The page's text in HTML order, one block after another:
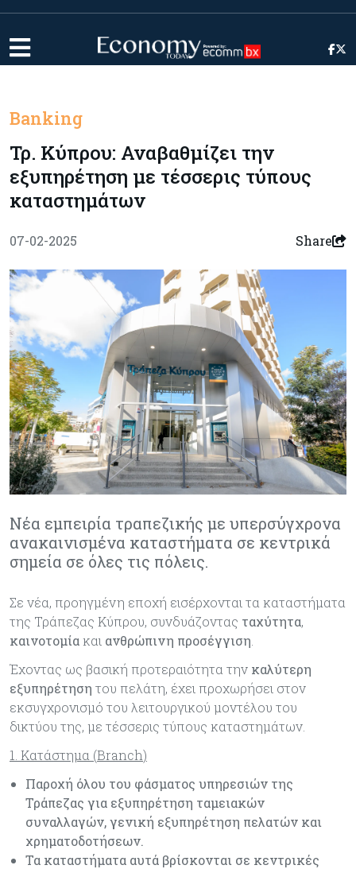
Banking
Τρ. Κύπρου: Αναβαθμίζει την
εξυπηρέτηση με τέσσερις τύπους
καταστημάτων
07-02-2025 Share
Νέα εμπειρία τραπεζικής με υπερσύγχρονα
ανακαινισμένα καταστήματα σε κεντρικά
σημεία σε όλες τις πόλεις.
Σε νέα, προηγμένη εποχή εισέρχονται τα καταστήματα
της Τράπεζας Κύπρου, συνδυάζοντας ταχύτητα,
καινοτομίακαι ανθρώπινη προσέγγιση
Έχοντας ως βασική προτεραιότητα την καλύτερη
εξυπηρέτηση του πελάτη, έχει προχωρήσει στον
εκσυγχρονισμό του λειτουργικού μοντέλου του
δικτύου της, με τέσσερις τύπους καταστημάτων.
1. Κατάστημα (Branch)
Παροχή όλου του φάσματος υπηρεσιών της
Τράπεζας για εξυπηρέτηση ταμειακών
συναλλαγών, γενική εξυπηρέτηση πελατών και
χρηματοδοτήσεων.
Τα καταστήματα αυτά βρίσκονται σε κεντρικές